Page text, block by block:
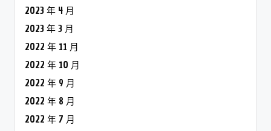
2023 年 4 月
2023 年 3 月
2022 年 11 月
2022 年 10 月
2022 年 9 月
2022 年 8 月
2022 年 7 月